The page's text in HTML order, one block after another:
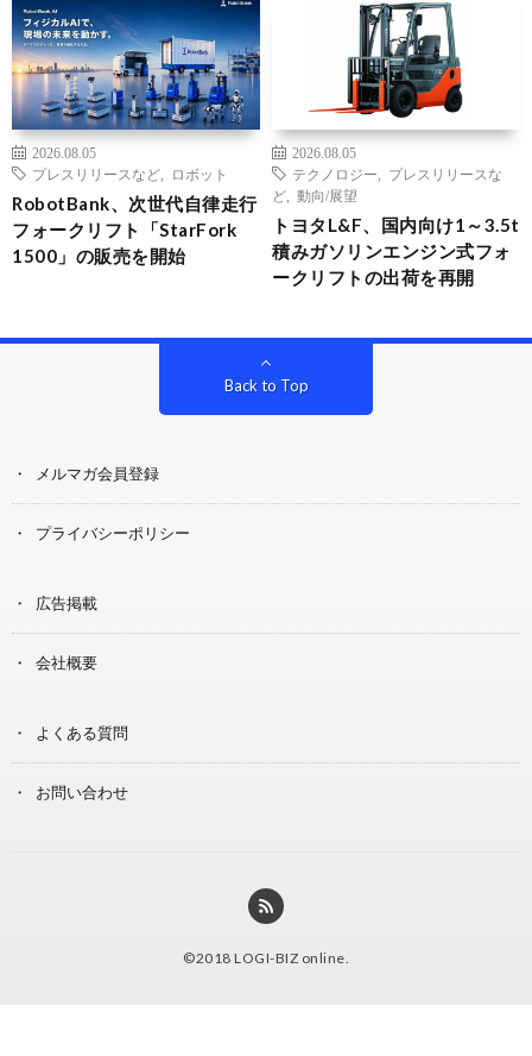
2026.08.05
プレスリリースなど
ロボット
RobotBank、次世代自律走行
フォークリフト「StarFork
1500」の販売を開始
2026.08.05
テクノロジー
プレスリリースな
ど
動向/展望
トヨタL&F、国内向け1～3.5t
積みガソリンエンジン式フォ
ークリフトの出荷を再開
Back to Top
メルマガ会員登録
プライバシーポリシー
広告掲載
会社概要
よくある質問
お問い合わせ
©2018 LOGI-BIZ online